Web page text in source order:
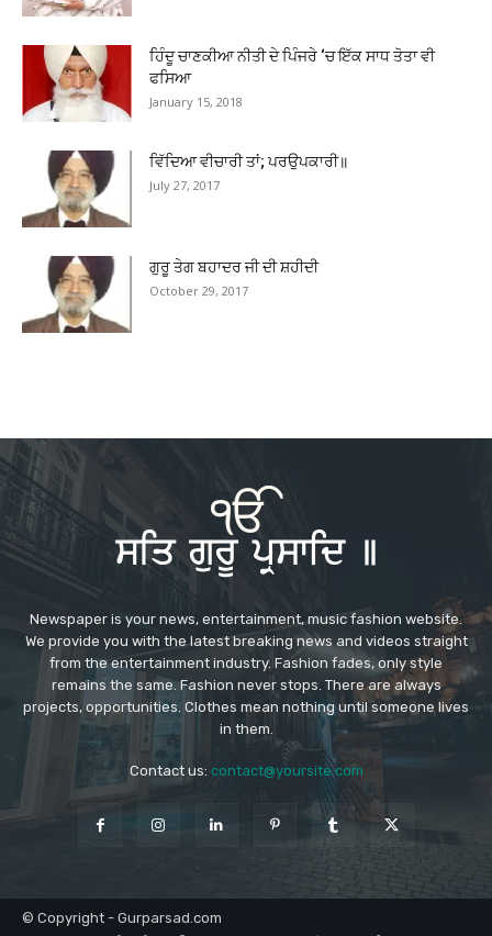
ਹਿੰਦੂ ਚਾਣਕੀਆ ਨੀਤੀ ਦੇ ਪਿੰਜਰੇ ‘ਚ ਇੱਕ ਸਾਧ ਤੋਤਾ ਵੀ
ਫਸਿਆ
January 15, 2018
ਵਿੱਦਿਆ ਵੀਚਾਰੀ ਤਾਂ; ਪਰਉਪਕਾਰੀ॥
July 27, 2017
ਗੁਰੂ ਤੇਗ ਬਹਾਦਰ ਜੀ ਦੀ ਸ਼ਹੀਦੀ
October 29, 2017
Newspaper is your news, entertainment, music fashion website.
We provide you with the latest breaking news and videos straight
from the entertainment industry. Fashion fades, only style
remains the same. Fashion never stops. There are always
projects, opportunities. Clothes mean nothing until someone lives
in them.
Contact us: contact@yoursite.com
© Copyright - Gurparsad.com